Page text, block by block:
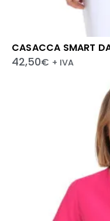
CASACCA SMART
42,50€ + IVA